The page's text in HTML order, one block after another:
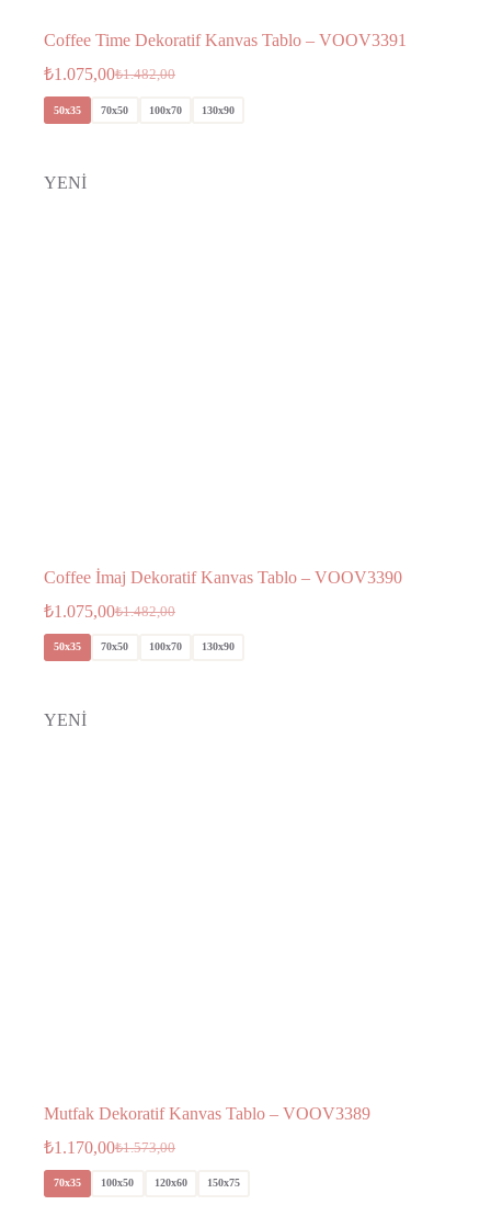
Coffee Time Dekoratif Kanvas Tablo – VOOV3391
₺1.482,00
₺1.075,00
50x35 70x50 100x70 130x90
YENİ
Coffee İmaj Dekoratif Kanvas Tablo – VOOV3390
₺1.482,00
₺1.075,00
50x35 70x50 100x70 130x90
YENİ
Mutfak Dekoratif Kanvas Tablo – VOOV3389
₺1.573,00
₺1.170,00
70x35 100x50 120x60 150x75